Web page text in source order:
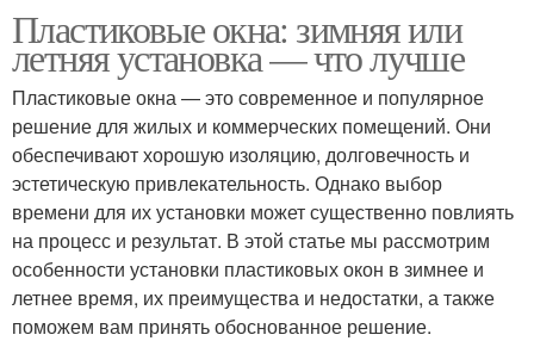
Пластиковые окна: зимняя или
летняя установка — что лучше
Пластиковые окна — это современное и популярное
решение для жилых и коммерческих помещений. Они
обеспечивают хорошую изоляцию, долговечность и
эстетическую привлекательность. Однако выбор
времени для их установки может существенно повлиять
на процесс и результат. В этой статье мы рассмотрим
особенности установки пластиковых окон в зимнее и
летнее время, их преимущества и недостатки, а также
поможем вам принять обоснованное решение.